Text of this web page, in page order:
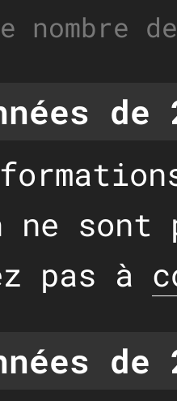
nombre
de
ne sont
pas à
de